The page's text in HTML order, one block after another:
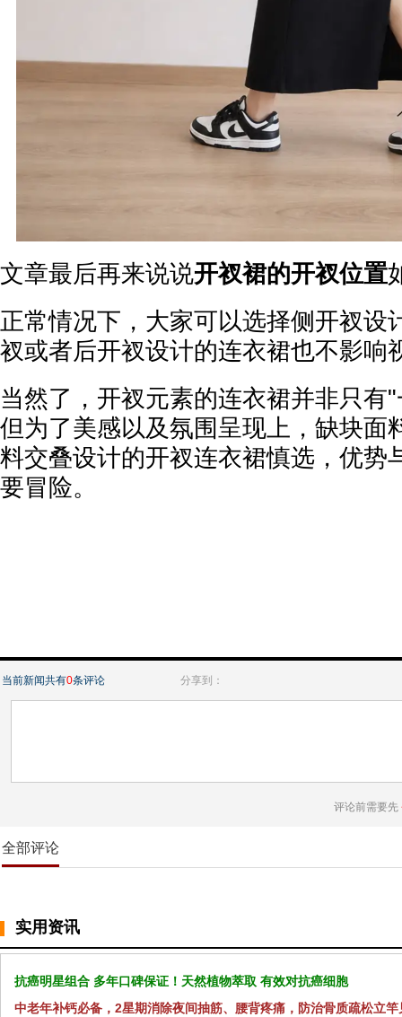
文章最后再来说说开衩裙的开衩位置
正常情况下，大家可以选择侧开衩设
衩或者后开衩设计的连衣裙也不影响
当然了，开衩元素的连衣裙并非只有
但为了美感以及氛围呈现上，缺块面
料交叠设计的开衩连衣裙慎选，优势
要冒险。
当前新闻共有0条评论 分享到：
评论前需要先
全部评论
实用资讯
抗癌明星组合 多年口碑保证！天然植物萃取 有效对抗癌细胞
中老年补钙必备，2星期消除夜间抽筋、腰背疼痛，防治骨质疏松立竿